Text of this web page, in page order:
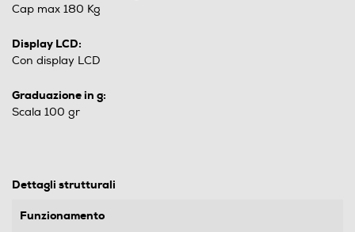
Cap max 180 Kg
Display LCD:
Con display LCD
Graduazione in g:
Scala 100 gr
Dettagli strutturali
Funzionamento